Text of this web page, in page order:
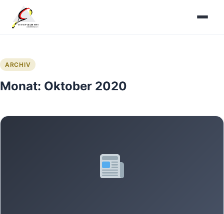
Inhalt
springen
ARCHIV
Monat: Oktober 2020